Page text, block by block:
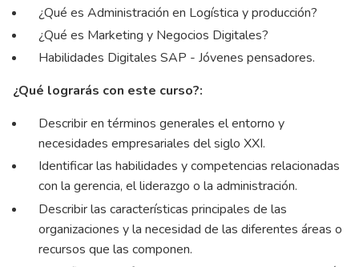
¿Qué es Administración en Logística y producción?
¿Qué es Marketing y Negocios Digitales?
Habilidades Digitales SAP - Jóvenes pensadores.
¿Qué lograrás con este curso?:
Describir en términos generales el entorno y
necesidades empresariales del siglo XXI.
Identificar las habilidades y competencias relacionadas
con la gerencia, el liderazgo o la administración.
Describir las características principales de las
organizaciones y la necesidad de las diferentes áreas o
recursos que las componen.